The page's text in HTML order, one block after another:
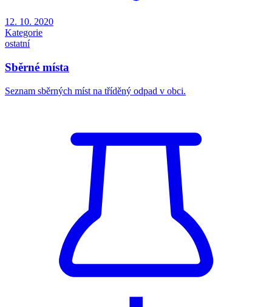
12. 10. 2020
Kategorie
ostatní
Sběrné místa
Seznam sběrných míst na tříděný odpad v obci.